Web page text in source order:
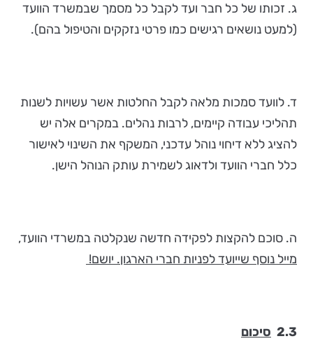
ג. זכותו של כל חבר ועד לקבל כל מסמך שבמשרד הוועד
(למעט נושאים רגישים כמו פרטי נזקקים והטיפול בהם).
ד. לוועד סמכות מלאה לקבל החלטות אשר עשויות לשנות
תהליכי עבודה קיימים, לרבות נהלים. במקרים אלה יש
להציג ללא דיחוי נוהל עדכני, המשקף את השינוי לאישור
כלל חברי הוועד ולדאוג לשמירת עותק הנוהל הישן.
ה. סוכם להקצות לפקידה חדשה שנקלטה במשרדי הוועד,
מייל נוסף שייועד לפניות חברי הארגון. יושם!
2.3 סיכום